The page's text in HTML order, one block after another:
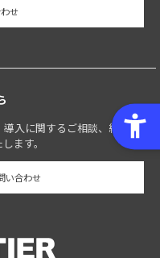
せ
入に関するご相談、納期に
ます。
い合わせ